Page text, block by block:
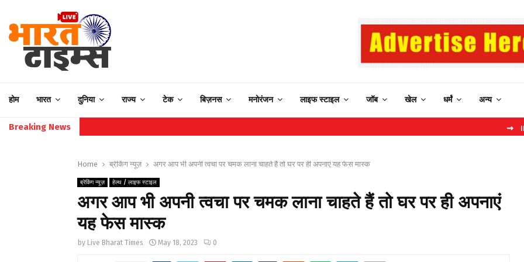
होम भारत दुनिया राज्य टेक बिज़नस मनोरंजन लाइफ स्टाइल जॉब खेल धर्मं अन्य
Breaking News ⇝ IRCTC
Home ब्रेकिंग न्यूज़ अगर आप भी अपनी त्वचा पर चमक लाना चाहते हैं तो घर पर ही अपनाएं यह फेस मास्क
ब्रेकिंग न्यूज़ हेल्थ / लाइफ स्टाइल
अगर आप भी अपनी त्वचा पर चमक लाना चाहते हैं तो घर पर ही अपनाएं
यह फेस मास्क
by Live Bharat Times May 18, 2023 0